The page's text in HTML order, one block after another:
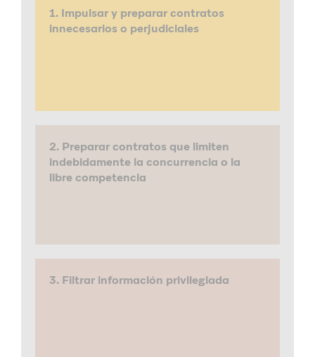
1. Impulsar y preparar contratos
innecesarios o perjudiciales
2. Preparar contratos que limiten
indebidamente la concurrencia o la
libre competencia
3. Filtrar información privilegiada